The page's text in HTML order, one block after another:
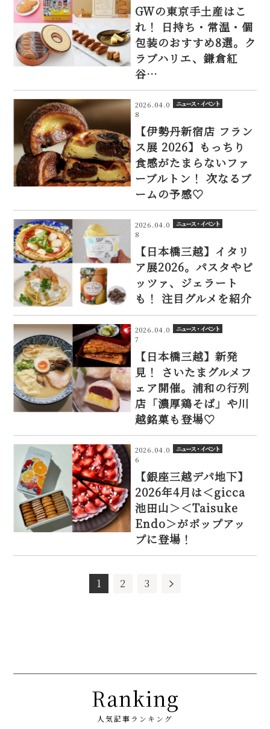
GWの東京手土産はこ
れ！ 日持ち・常温・個
包装のおすすめ8選。ク
ラブハリエ、鎌倉紅
谷…
2026.04.0
8
ニュース・イベント
【伊勢丹新宿店 フラン
ス展 2026】もっちり
食感がたまらないファ
ーブルトン！ 次なるブ
ームの予感♡
2026.04.0
8
ニュース・イベント
【日本橋三越】イタリ
ア展2026。パスタやピ
ッツァ、ジェラート
も！ 注目グルメを紹介
2026.04.0
7
ニュース・イベント
【日本橋三越】新発
見！ さいたまグルメフ
ェア開催。浦和の行列
店「濃厚鶏そば」や川
越銘菓も登場♡
2026.04.0
6
ニュース・イベント
【銀座三越デパ地下】
2026年4月は＜gicca
池田山＞＜Taisuke
Endo＞がポップアッ
プに登場！
1 2 3
Ranking
人気記事ランキング